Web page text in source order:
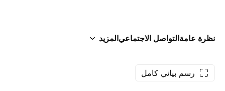
نظرة عامةالتواصل الاجتماعيالمزيد
رسم بياني كامل